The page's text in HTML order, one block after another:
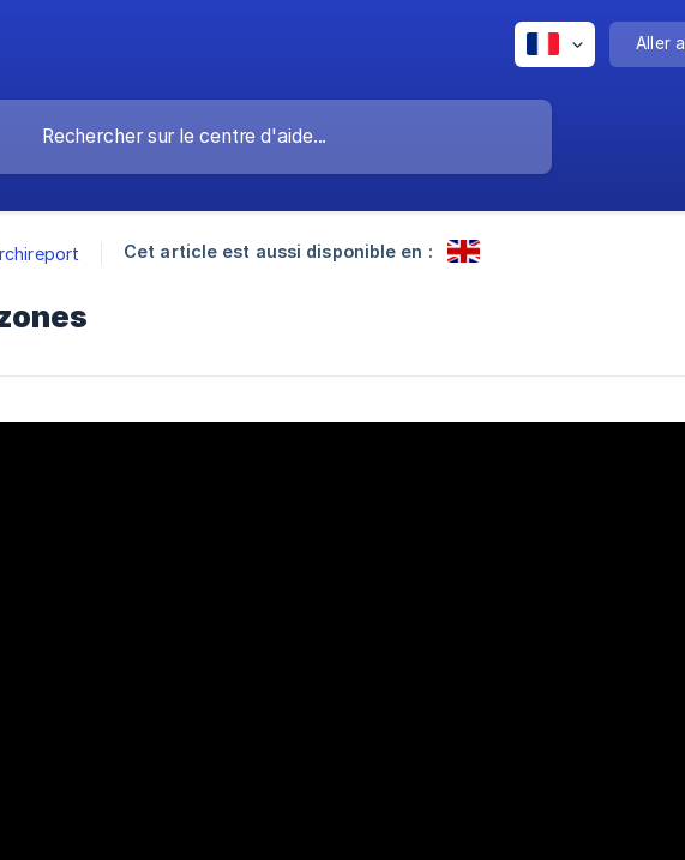
Aller
Cet article est aussi disponible en :